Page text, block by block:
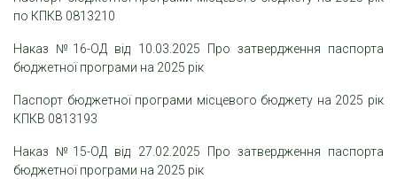
по КПКВ 0813210
Наказ №16-ОД від 10.03.2025 Про затвердження паспорта
бюджетної програми на 2025 рік
Паспорт бюджетної програми місцевого бюджету на 2025 рік
КПКВ 0813193
Наказ №15-ОД від 27.02.2025 Про затвердження паспорта
бюджетної програми на 2025 рік